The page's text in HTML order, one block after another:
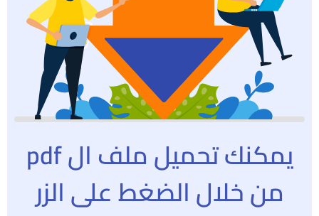
يمكنك تحميل ملف ال pdf
من خلال الضغط على الزر